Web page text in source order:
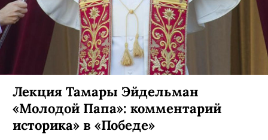
Лекция Тамары Эйдельман
«Молодой Папа»: комментарий
историка» в «Победе»